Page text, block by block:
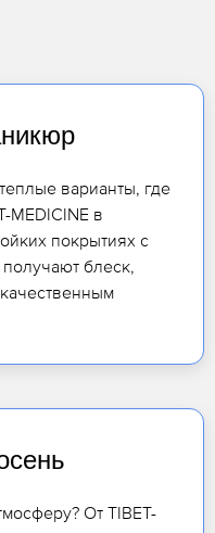
варианты, где
MEDICINE в
покрытиях с
блеск,
От TIBET-